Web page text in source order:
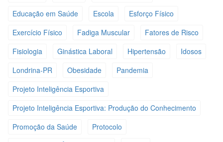
Educação em Saúde
Escola
Esforço Físico
Exercício Físico
Fadiga Muscular
Fatores de Risco
Fisiologia
Ginástica Laboral Hipertensão
Idosos
Londrina-PR
Obesidade
Pandemia
Projeto Inteligência Esportiva
Projeto Inteligência Esportiva: Produção do Conhecimento
Promoção da Saúde
Protocolo